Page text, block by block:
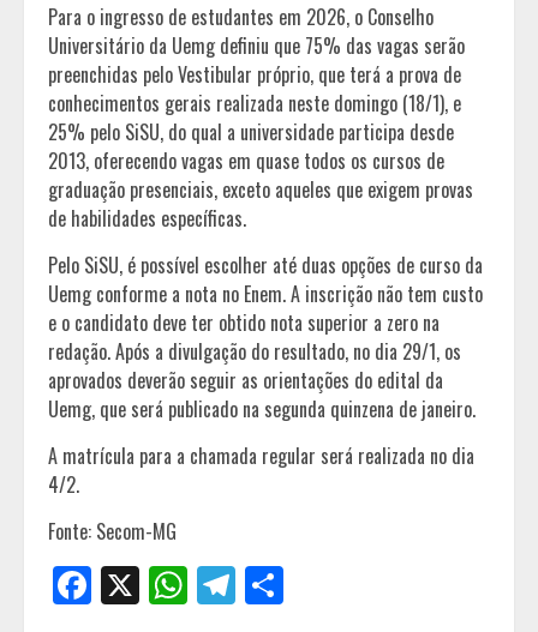
Para o ingresso de estudantes em 2026, o Conselho
Universitário da Uemg definiu que 75% das vagas serão
preenchidas pelo Vestibular próprio, que terá a prova de
conhecimentos gerais realizada neste domingo (18/1), e
25% pelo SiSU, do qual a universidade participa desde
2013, oferecendo vagas em quase todos os cursos de
graduação presenciais, exceto aqueles que exigem provas
de habilidades específicas.
Pelo SiSU, é possível escolher até duas opções de curso da
Uemg conforme a nota no Enem. A inscrição não tem custo
e o candidato deve ter obtido nota superior a zero na
redação. Após a divulgação do resultado, no dia 29/1, os
aprovados deverão seguir as orientações do edital da
Uemg, que será publicado na segunda quinzena de janeiro.
A matrícula para a chamada regular será realizada no dia
4/2.
Fonte: Secom-MG
Facebook
X WhatsApp
Telegram